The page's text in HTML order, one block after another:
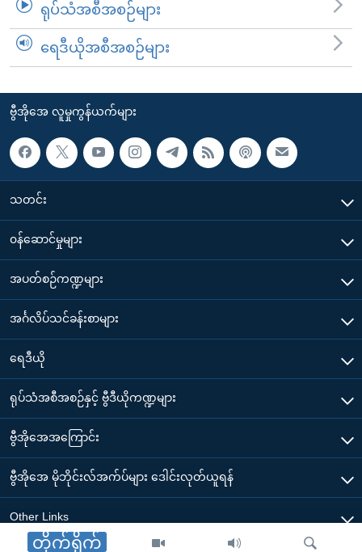
တိုက်ရိုက်
ရုပ်သံအစီအစဉ်များ
ရေဒီယိုအစီအစဉ်များ
ဗွီအိုအေ လူမှုကွန်ယက်များ
သတင်း
၀န်ဆောင်မှုများ
အပတ်စဉ်ကဏ္ဍများ
အင်္ဂလိပ်သင်ခန်းစာများ
ရေဒီယို
ရုပ်သံအစီအစဉ်နှင့် ဗွီဒီယိုကဏ္ဍများ
ဗွီအိုအေအကြောင်း
ဗွီအိုအေ မိုဘိုင်းလ်အက်ပ်များ ဒေါင်းလုတ်ယူရန်
Other Links